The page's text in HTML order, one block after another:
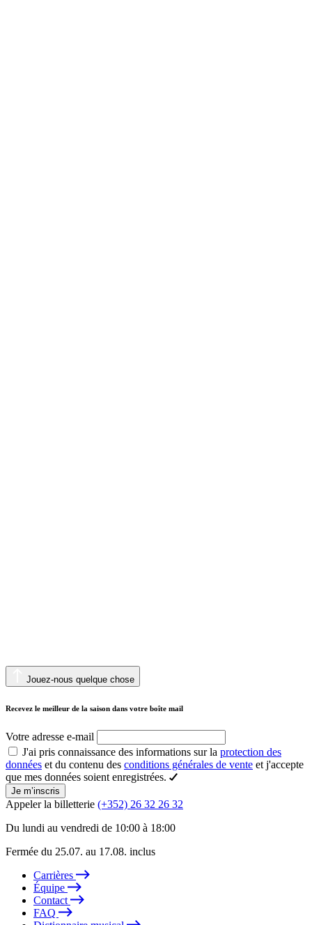
Jouez-nous quelque chose
Recevez le meilleur de la saison dans votre boîte mail
Votre adresse e-mail
J'ai pris connaissance des informations sur la protection des
données et du contenu des conditions générales de vente et j'accepte
que mes données soient enregistrées.
Je m’inscris
Appeler la billetterie (+352) 26 32 26 32
Du lundi au vendredi de 10:00 à 18:00
Fermée du 25.07. au 17.08. inclus
Carrières
Équipe
Contact
FAQ